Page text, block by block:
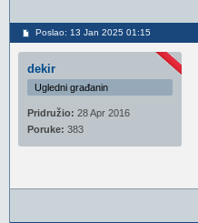
Poslao: 13 Jan 2025 01:15
dekir
Ugledni građanin
Pridružio: 28 Apr 2016
Poruke: 383